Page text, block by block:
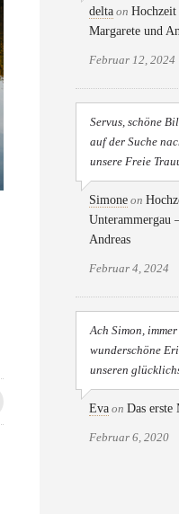
delta on
Margarete und
Februar 12, 2024
Servus, schöne
auf der Suche
unsere Freie
Simone on
Unterammergau
Andreas
Februar 4, 2024
Ach Simon,
wunderschöne
unseren
Eva on Das
Februar 6, 2020